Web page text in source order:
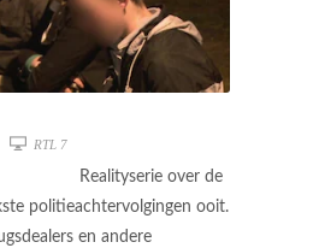
RTL 7
Realityserie over de
politieachtervolgingen ooit.
en andere